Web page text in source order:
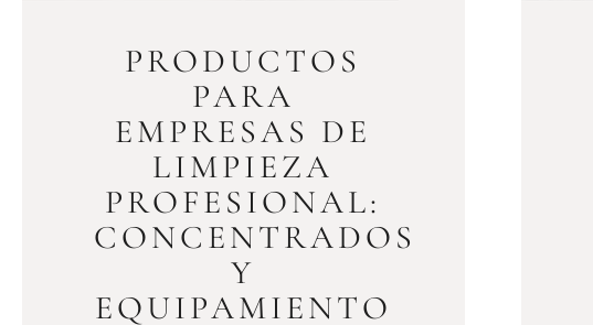
PRODUCTOS
PARA
EMPRESAS DE
LIMPIEZA
PROFESIONAL:
CONCENTRADOS
Y
EQUIPAMIENTO